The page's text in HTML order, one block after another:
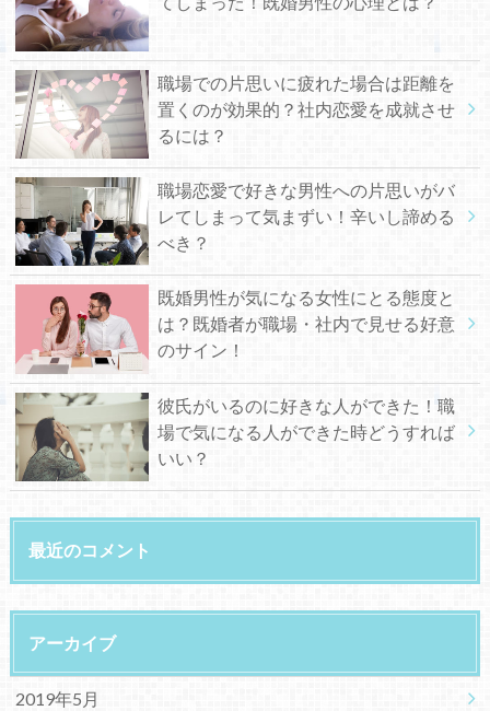
職場での片思いに疲れた場合は距離を
置くのが効果的？社内恋愛を成就させ
るには？
職場恋愛で好きな男性への片思いがバ
レてしまって気まずい！辛いし諦める
べき？
既婚男性が気になる女性にとる態度と
は？既婚者が職場・社内で見せる好意
のサイン！
彼氏がいるのに好きな人ができた！職
場で気になる人ができた時どうすれば
いい？
最近のコメント
アーカイブ
2019年5月